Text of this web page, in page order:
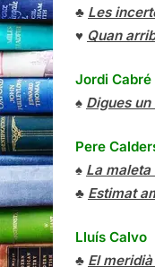
♣ Les
♥ Quan
Jordi Cabré
♠ Digues un
Pere
♠ La
♣ Estimat
Lluís Calvo
♣ El